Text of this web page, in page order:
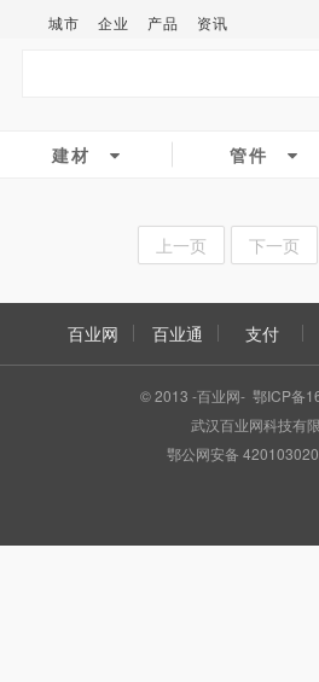
城市 企业 产品 资讯
建材 管件
上一页 下一页
百业网 百业通 支付
© 2013 -百业网- 鄂ICP备
武汉百业网科技有
鄂公网安备